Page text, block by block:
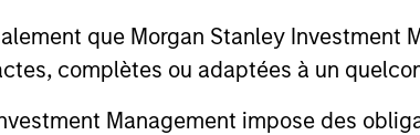
que Morgan Stanley
complètes ou adaptées à un
Management impose des
investissements et les revenus qui en